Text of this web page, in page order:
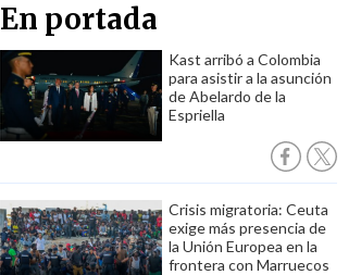
En portada
Kast arribó a Colombia
para asistir a la asunción
de Abelardo de la
Espriella
Crisis migratoria: Ceuta
exige más presencia de
la Unión Europea en la
frontera con Marruecos